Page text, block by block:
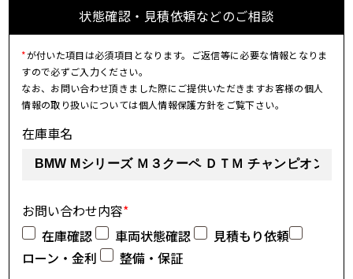
状態確認・見積依頼などのご相談
*が付いた項目は必須項目となります。ご返信等に必要な情報となりま
すので必ずご入力ください。
なお、お問い合わせ頂きました際にご提供いただきますお客様の個人
情報の取り扱いについては個人情報保護方針をご覧下さい。
在庫車名
お問い合わせ内容*
在庫確認
車両状態確認
見積もり依頼
ローン・金利
整備・保証